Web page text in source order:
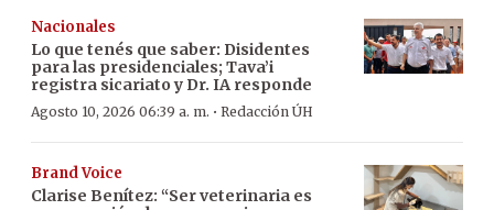
Nacionales
Lo que tenés que saber: Disidentes
para las presidenciales; Tava’i
registra sicariato y Dr. IA responde
Agosto 10, 2026 06:39 a. m. · Redacción ÚH
Brand Voice
Clarise Benítez: “Ser veterinaria es